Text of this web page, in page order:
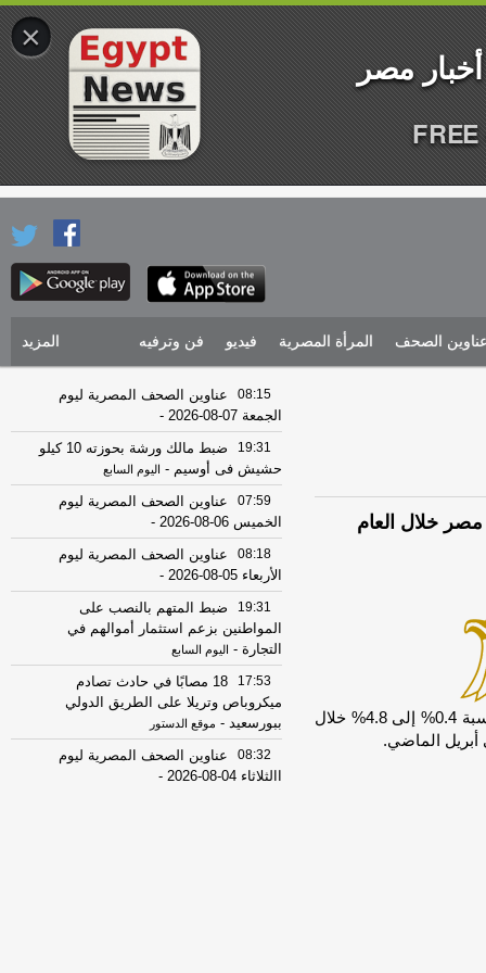
الصحف المرأة المصرية فيديو فن وترفيه المزيد
مصر خلال العام
خفض صندوق النقد الدولي توقعاته لنمو اقتصاد مصر بنسبة 0.4% إلى 4.8% خلال
08:15
عناوين الصحف المصرية ليوم
الجمعة 07-08-2026
-
19:31
ضبط مالك ورشة بحوزته 10 كيلو
حشيش فى أوسيم - اليوم السابع
07:59
عناوين الصحف المصرية ليوم
الخميس 06-08-2026
-
08:18
عناوين الصحف المصرية ليوم
الأربعاء 05-08-2026
-
19:31
ضبط المتهم بالنصب على
المواطنين بزعم استثمار أموالهم في
التجارة - اليوم السابع
17:53
18 مصابًا في حادث تصادم
ميكروباص وتريلا على الطريق الدولي
ببورسعيد - موقع الدستور
08:32
عناوين الصحف المصرية ليوم
االثلاثاء 04-08-2026
-
×